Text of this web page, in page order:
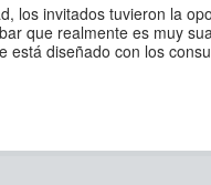
los invitados tuvieron la
que realmente es muy
está diseñado con los